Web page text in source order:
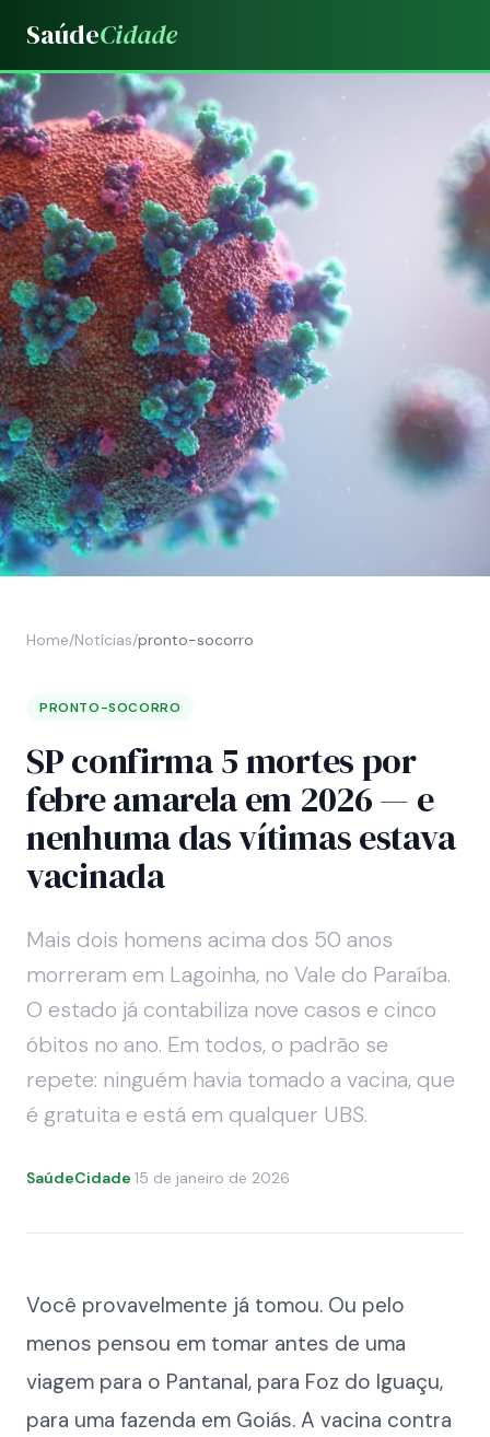
SaúdeCidade
Home/Notícias/pronto-socorro
PRONTO-SOCORRO
SP confirma 5 mortes por
febre amarela em 2026 — e
nenhuma das vítimas estava
vacinada
Mais dois homens acima dos 50 anos
morreram em Lagoinha, no Vale do Paraíba.
O estado já contabiliza nove casos e cinco
óbitos no ano. Em todos, o padrão se
repete: ninguém havia tomado a vacina, que
é gratuita e está em qualquer UBS.
SaúdeCidade·15 de janeiro de 2026
Você provavelmente já tomou. Ou pelo
menos pensou em tomar antes de uma
viagem para o Pantanal, para Foz do Iguaçu,
para uma fazenda em Goiás. A vacina contra